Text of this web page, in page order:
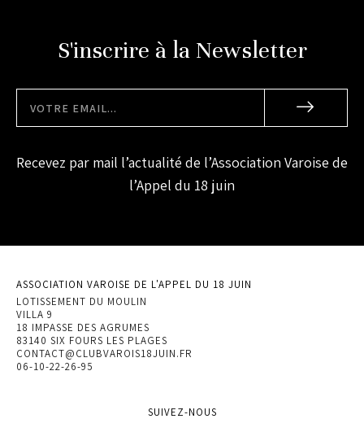
S'inscrire à la Newsletter
Recevez par mail l’actualité de l’Association Varoise de
l’Appel du 18 juin
ASSOCIATION VAROISE DE L'APPEL DU 18 JUIN
LOTISSEMENT DU MOULIN
VILLA 9
18 IMPASSE DES AGRUMES
83140 SIX FOURS LES PLAGES
CONTACT@CLUBVAROIS18JUIN.FR
06-10-22-26-95
SUIVEZ-NOUS